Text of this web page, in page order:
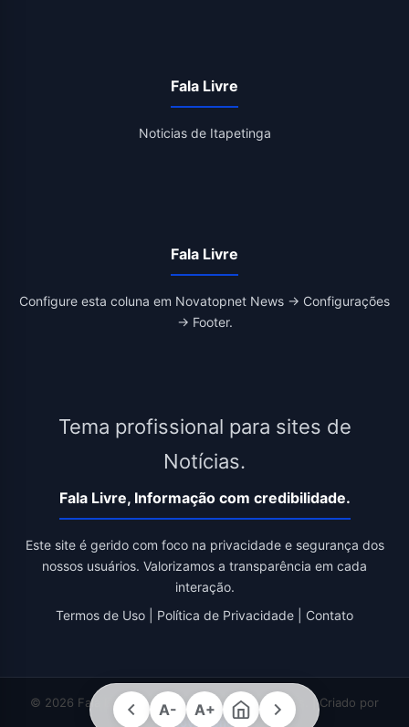
Fala Livre
Noticias de Itapetinga
Fala Livre
Configure esta coluna em Novatopnet News → Configurações
→ Footer.
Tema profissional para sites de
Notícias.
Fala Livre, Informação com credibilidade.
Este site é gerido com foco na privacidade e segurança dos
nossos usuários. Valorizamos a transparência em cada
interação.
Termos de Uso
Política de Privacidade Contato
© 2026 Fala Livre. Todos os direitos reservados. | Criado por
Novatopnet
A- A+